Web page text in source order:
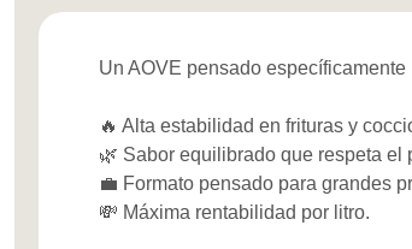
Un AOVE pensado
🔥 Alta estabilidad en frituras y
🌿 Sabor equilibrado que respeta el
💼 Formato pensado para grandes
💸 Máxima rentabilidad por litro.